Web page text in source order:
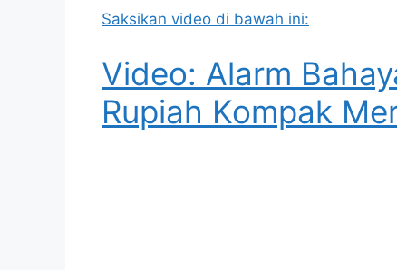
Saksikan video di bawah ini:
Video: Alarm
Rupiah Kompak